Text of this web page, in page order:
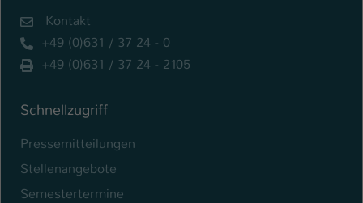
Kontakt
+49 (0)631 / 37 24 - 0
+49 (0)631 / 37 24 - 2105
Schnellzugriff
Pressemitteilungen
Stellenangebote
Semestertermine